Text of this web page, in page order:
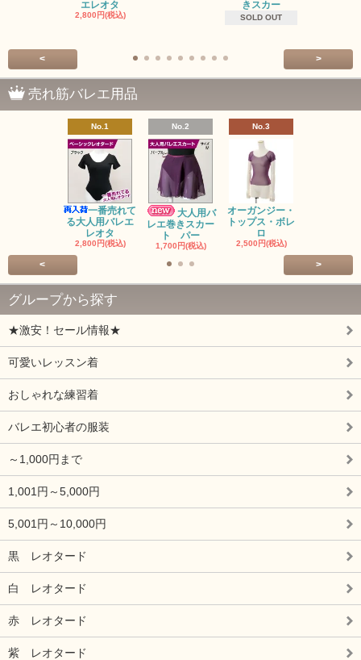
エレオタ
2,800円(税込)
きスカー
SOLD OUT
< >
売れ筋バレエ用品
No.1
一番売れて
る大人用バレエ
レオタ
2,800円(税込)
No.2
大人用バ
レエ巻きスカー
ト パー
1,700円(税込)
No.3
オーガンジー・
トップス・ボレ
ロ
2,500円(税込)
< >
グループから探す
★激安！セール情報★
可愛いレッスン着
おしゃれな練習着
バレエ初心者の服装
～1,000円まで
1,001円～5,000円
5,001円～10,000円
黒 レオタード
白 レオタード
赤 レオタード
紫 レオタード